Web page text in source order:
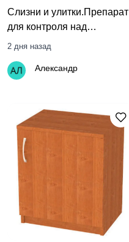
Слизни и улитки.Препарат
для контроля над
моллюсками
2 дня назад
Александр